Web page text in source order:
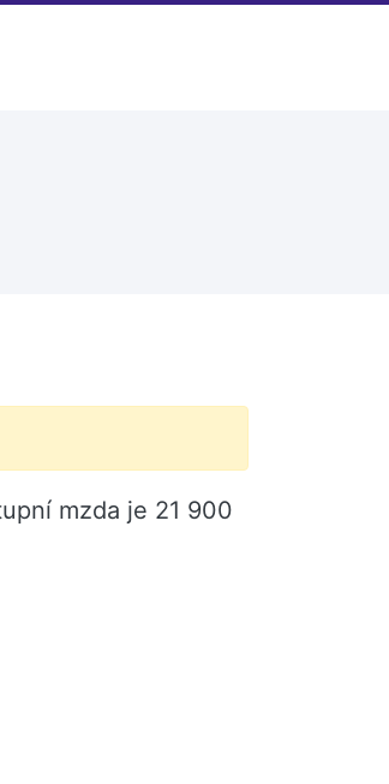
mzda je 21 900